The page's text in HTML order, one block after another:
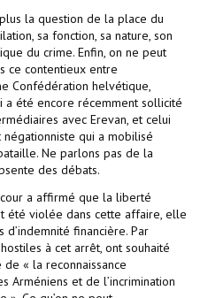
la question de la place du
sa fonction, sa nature, son
du crime. Enfin, on ne peut
ce contentieux entre
Confédération helvétique,
été encore récemment sollicité
avec Erevan, et celui
négationniste qui a mobilisé
Ne parlons pas de la
des débats.
a affirmé que la liberté
été violée dans cette affaire, elle
financière. Par
à cet arrêt, ont souhaité
« la reconnaissance
Arméniens et de l’incrimination